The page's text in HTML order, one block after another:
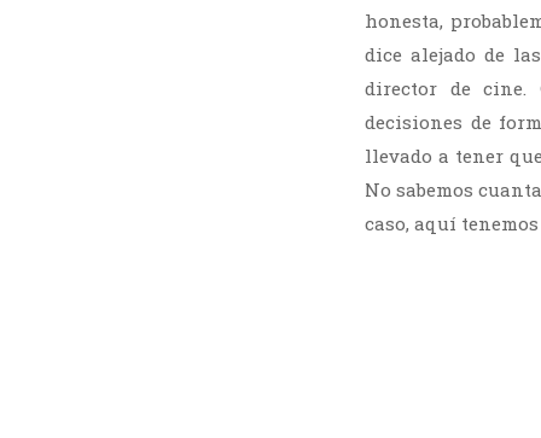
honesta,
dice alejado de
director de cine.
decisiones de
llevado a tener
No sabemos
caso, aquí